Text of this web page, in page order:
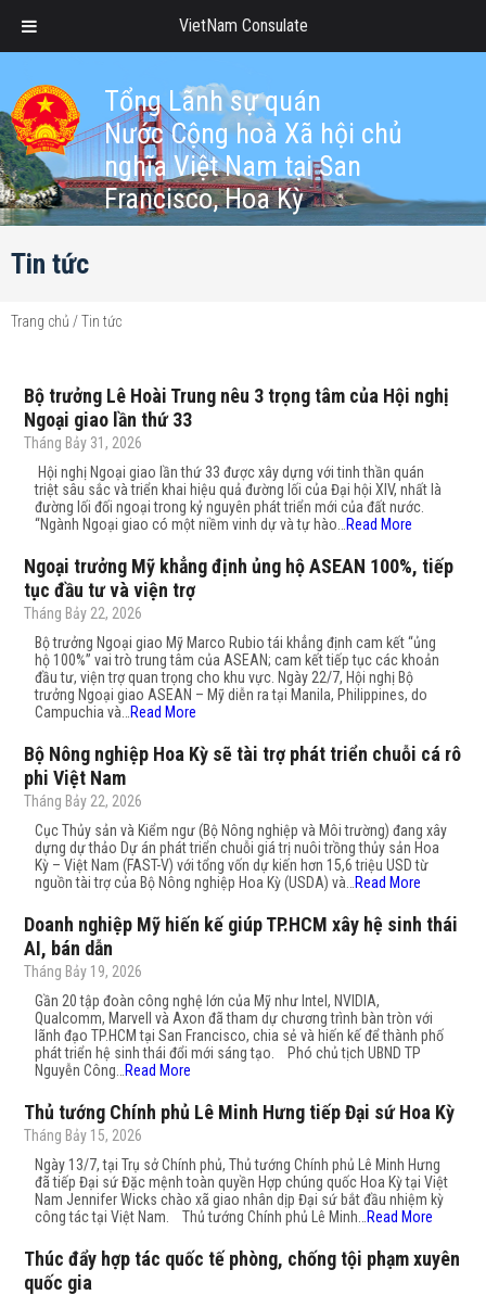
Tổng Lãnh sự quán
Nước Cộng hoà Xã hội chủ
nghĩa Việt Nam tại San
Francisco, Hoa Kỳ
Tin tức
Trang chủ /Tin tức
Bộ trưởng Lê Hoài Trung nêu 3 trọng tâm của Hội nghị
Ngoại giao lần thứ 33
Tháng Bảy 31, 2026
Hội nghị Ngoại giao lần thứ 33 được xây dựng với tinh thần quán
triệt sâu sắc và triển khai hiệu quả đường lối của Đại hội XIV, nhất là
đường lối đối ngoại trong kỷ nguyên phát triển mới của đất nước.
“Ngành Ngoại giao có một niềm vinh dự và tự hào… Read More
Ngoại trưởng Mỹ khẳng định ủng hộ ASEAN 100%, tiếp
tục đầu tư và viện trợ
Tháng Bảy 22, 2026
Bộ trưởng Ngoại giao Mỹ Marco Rubio tái khẳng định cam kết “ủng
hộ 100%” vai trò trung tâm của ASEAN; cam kết tiếp tục các khoản
đầu tư, viện trợ quan trọng cho khu vực. Ngày 22/7, Hội nghị Bộ
trưởng Ngoại giao ASEAN – Mỹ diễn ra tại Manila, Philippines, do
Campuchia và… Read More
Bộ Nông nghiệp Hoa Kỳ sẽ tài trợ phát triển chuỗi cá rô
phi Việt Nam
Tháng Bảy 22, 2026
Cục Thủy sản và Kiểm ngư (Bộ Nông nghiệp và Môi trường) đang xây
dựng dự thảo Dự án phát triển chuỗi giá trị nuôi trồng thủy sản Hoa
Kỳ – Việt Nam (FAST-V) với tổng vốn dự kiến hơn 15,6 triệu USD từ
nguồn tài trợ của Bộ Nông nghiệp Hoa Kỳ (USDA) và… Read More
Doanh nghiệp Mỹ hiến kế giúp TP.HCM xây hệ sinh thái
AI, bán dẫn
Tháng Bảy 19, 2026
Gần 20 tập đoàn công nghệ lớn của Mỹ như Intel, NVIDIA,
Qualcomm, Marvell và Axon đã tham dự chương trình bàn tròn với
lãnh đạo TP.HCM tại San Francisco, chia sẻ và hiến kế để thành phố
phát triển hệ sinh thái đổi mới sáng tạo. Phó chủ tịch UBND TP
Nguyễn Công… Read More
Thủ tướng Chính phủ Lê Minh Hưng tiếp Đại sứ Hoa Kỳ
Tháng Bảy 15, 2026
Ngày 13/7, tại Trụ sở Chính phủ, Thủ tướng Chính phủ Lê Minh Hưng
đã tiếp Đại sứ Đặc mệnh toàn quyền Hợp chúng quốc Hoa Kỳ tại Việt
Nam Jennifer Wicks chào xã giao nhân dịp Đại sứ bắt đầu nhiệm kỳ
công tác tại Việt Nam. Thủ tướng Chính phủ Lê Minh… Read More
Thúc đẩy hợp tác quốc tế phòng, chống tội phạm xuyên
quốc gia
VietNam Consulate